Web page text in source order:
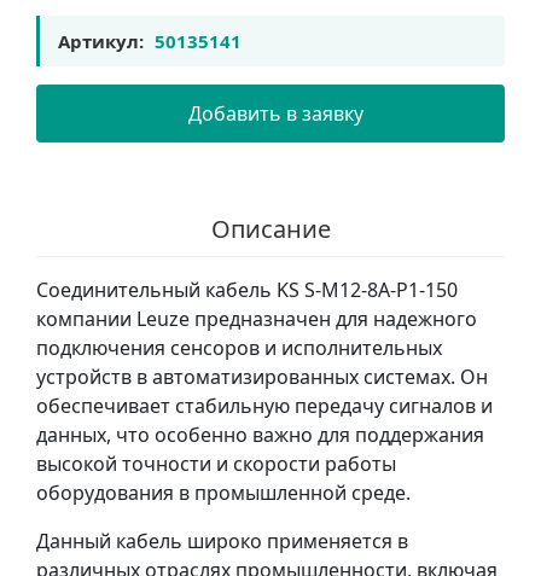
Артикул: 50135141
Добавить в заявку
Описание
Соединительный кабель KS S-M12-8A-P1-150
компании Leuze предназначен для надежного
подключения сенсоров и исполнительных
устройств в автоматизированных системах. Он
обеспечивает стабильную передачу сигналов и
данных, что особенно важно для поддержания
высокой точности и скорости работы
оборудования в промышленной среде.
Данный кабель широко применяется в
различных отраслях промышленности, включая